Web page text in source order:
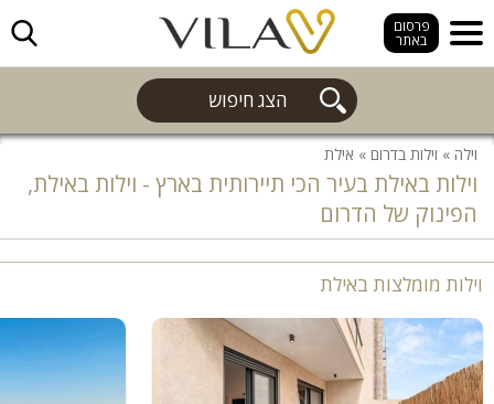
פרסום
באתר
הצג חיפוש
חפש
וילה » וילות בדרום » אילת
וילות באילת בעיר הכי תיירותית בארץ - וילות באילת,
הפינוק של הדרום
וילות מומלצות באילת